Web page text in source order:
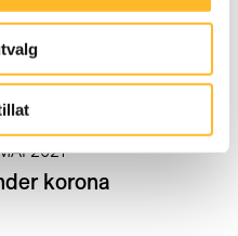
SEP 2021
2021
korona